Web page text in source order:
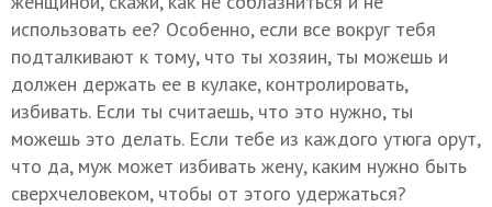
использовать ее? Особенно, если все вокруг тебя
подталкивают к тому, что ты хозяин, ты можешь и
должен держать ее в кулаке, контролировать,
избивать. Если ты считаешь, что это нужно, ты
можешь это делать. Если тебе из каждого утюга орут,
что да, муж может избивать жену, каким нужно быть
сверхчеловеком, чтобы от этого удержаться?